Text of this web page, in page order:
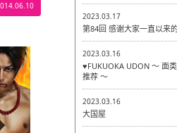
2023.03.17
第84回 感谢大家一直以来
2023.03.16
♥FUKUOKA UDON ～ 面
推荐 ～
2023.03.16
大国屋